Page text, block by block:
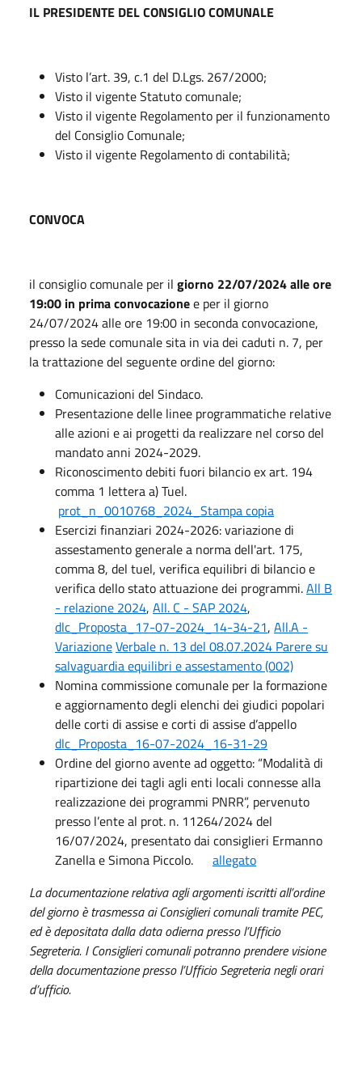
IL PRESIDENTE DEL CONSIGLIO COMUNALE
Visto l’art. 39, c.1 del D.Lgs. 267/2000;
Visto il vigente Statuto comunale;
Visto il vigente Regolamento per il funzionamento
del Consiglio Comunale;
Visto il vigente Regolamento di contabilità;
CONVOCA
il consiglio comunale per il giorno 22/07/2024alle ore
19:00 in prima convocazionee per il giorno
24/07/2024 alle ore 19:00 in seconda convocazione,
presso la sede comunale sita in via dei caduti n. 7, per
la trattazione del seguente ordine del giorno:
Comunicazioni del Sindaco.
Presentazione delle linee programmatiche relative
alle azioni e ai progetti da realizzare nel corso del
mandato anni 2024-2029.
Riconoscimento debiti fuori bilancio ex art. 194
comma 1 lettera a) Tuel.
prot_n_0010768_2024_Stampa copia
Esercizi finanziari 2024-2026: variazione di
assestamento generale a norma dell'art. 175,
comma 8, del tuel, verifica equilibri di bilancio e
verifica dello stato attuazione dei programmi.All B
- relazione 2024, All. C - SAP 2024,
dlc_Proposta_17-07-2024_14-34-21, All.A -
VariazioneVerbale n. 13 del 08.07.2024 Parere su
salvaguardia equilibri e assestamento (002)
Nomina commissione comunale per la formazione
e aggiornamento degli elenchi dei giudici popolari
delle corti di assise e corti di assise d’appello
dlc_Proposta_16-07-2024_16-31-29
Ordine del giorno avente ad oggetto: “Modalità di
ripartizione dei tagli agli enti locali connesse alla
realizzazione dei programmi PNRR”, pervenuto
presso l’ente al prot. n. 11264/2024 del
16/07/2024, presentato dai consiglieri Ermanno
Zanella e Simona Piccolo. allegato
La documentazione relativa agli argomenti iscritti all’ordine
del giorno è trasmessa ai Consiglieri comunali tramite PEC,
ed è depositata dalla data odierna presso l’Ufficio
Segreteria. I Consiglieri comunali potranno prendere visione
della documentazione presso l’Ufficio Segreteria negli orari
d’ufficio.